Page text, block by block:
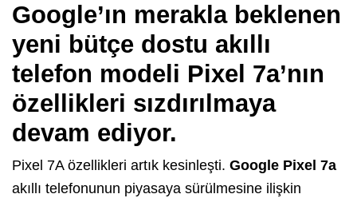
Google’ın merakla beklenen
yeni bütçe dostu akıllı
telefon modeli Pixel 7a’nın
özellikleri sızdırılmaya
devam ediyor.
Pixel 7A özellikleri artık kesinleşti. Google Pixel 7a
akıllı telefonunun piyasaya sürülmesine ilişkin